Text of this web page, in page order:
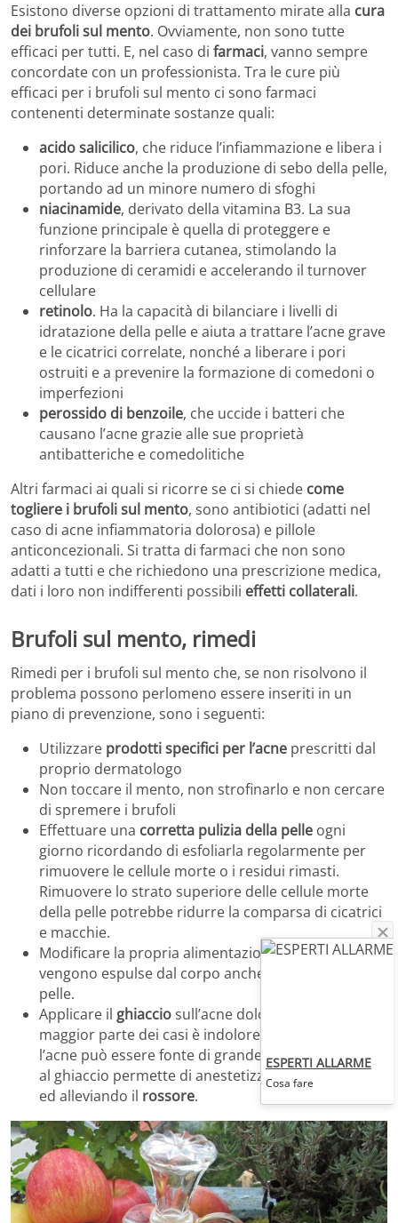
Esistono diverse opzioni di trattamento mirate alla cura
dei brufoli sul mento. Ovviamente, non sono tutte
efficaci per tutti. E, nel caso di farmaci, vanno sempre
concordate con un professionista. Tra le cure più
efficaci per i brufoli sul mento ci sono farmaci
contenenti determinate sostanze quali:
acido salicilico, che riduce l’infiammazione e libera i
pori. Riduce anche la produzione di sebo della pelle,
portando ad un minore numero di sfoghi
niacinamide, derivato della vitamina B3. La sua
funzione principale è quella di proteggere e
rinforzare la barriera cutanea, stimolando la
produzione di ceramidi e accelerando il turnover
cellulare
retinolo. Ha la capacità di bilanciare i livelli di
idratazione della pelle e aiuta a trattare l’acne grave
e le cicatrici correlate, nonché a liberare i pori
ostruiti e a prevenire la formazione di comedoni o
imperfezioni
perossido di benzoile, che uccide i batteri che
causano l’acne grazie alle sue proprietà
antibatteriche e comedolitiche
Altri farmaci ai quali si ricorre se ci si chiede come
togliere i brufoli sul mento, sono antibiotici (adatti nel
caso di acne infiammatoria dolorosa) e pillole
anticoncezionali. Si tratta di farmaci che non sono
adatti a tutti e che richiedono una prescrizione medica,
dati i loro non indifferenti possibili effetti collaterali.
Brufoli sul mento, rimedi
Rimedi per i brufoli sul mento che, se non risolvono il
problema possono perlomeno essere inseriti in un
piano di prevenzione, sono i seguenti:
Utilizzare prodotti specifici per l’acne prescritti dal
proprio dermatologo
Non toccare il mento, non strofinarlo e non cercare
di spremere i brufoli
Effettuare una corretta pulizia della pelle ogni
giorno ricordando di esfoliarla regolarmente per
rimuovere le cellule morte o i residui rimasti.
Rimuovere lo strato superiore delle cellule morte
della pelle potrebbe ridurre la comparsa di cicatrici
e macchie.
Modificare la propria alimentazione: le tossine
vengono espulse dal corpo anche attraverso la
pelle.
Applicare il ghiacciosull’acne dolorosa. Se nella
maggior parte dei casi è indolore, alcune volte
l’acne può essere fonte di grande fastidio. Ricorrere
al ghiaccio permette di anestetizzarla riducendolo
ed alleviando il rossore.
ESPERTI ALLARME
Cosa fare